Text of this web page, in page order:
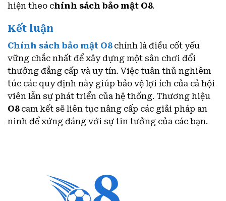
hiện theo chính sách bảo mật O8.
Kết luận
Chính sách bảo mật O8chính là điều cốt yếu
vững chắc nhất để xây dựng một sân chơi đổi
thưởng đẳng cấp và uy tín. Việc tuân thủ nghiêm
túc các quy định này giúp bảo vệ lợi ích của cả hội
viên lẫn sự phát triển của hệ thống. Thương hiệu
O8cam kết sẽ liên tục nâng cấp các giải pháp an
ninh để xứng đáng với sự tin tưởng của các bạn.